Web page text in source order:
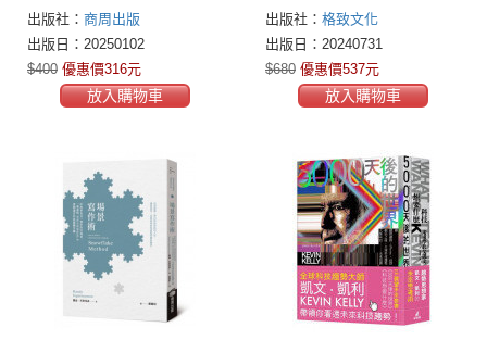
出版社： 商周出版
出版日：20250102
$400 優惠價316元
放入購物車
學與解剖視角，探討瑜伽
如何影響人體機能與健康
出版社： 格致文化
出版日：20240731
$680 優惠價537元
放入購物車